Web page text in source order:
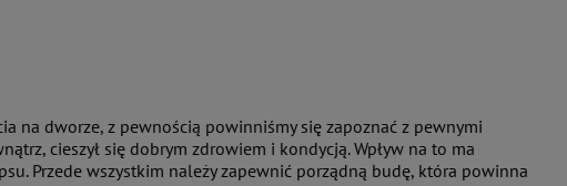
na dworze, z pewnością powinniśmy się zapoznać z pewnymi
cieszył się dobrym zdrowiem i kondycją. Wpływ na to ma
Przede wszystkim należy zapewnić porządną budę, która powinna